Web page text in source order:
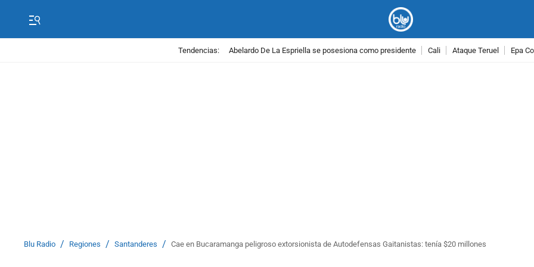
Tendencias: Abelardo De La Espriella se posesiona como presidente Cali Ataque Teruel Epa
Blu Radio / Regiones / Santanderes / Cae en Bucaramanga peligroso extorsionista de Autodefensas Gaitanistas: tenía $20 millones